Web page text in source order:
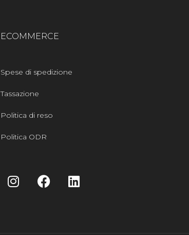
ECOMMERCE
Spese di spedizione
Tassazione
Politica di reso
Politica ODR